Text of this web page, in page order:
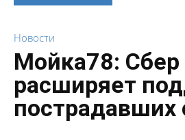
Новости
Мойка78: Сбер
расширяет
пострадавших